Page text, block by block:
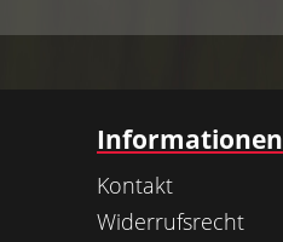
Informationen
Kontakt
Widerrufsrecht